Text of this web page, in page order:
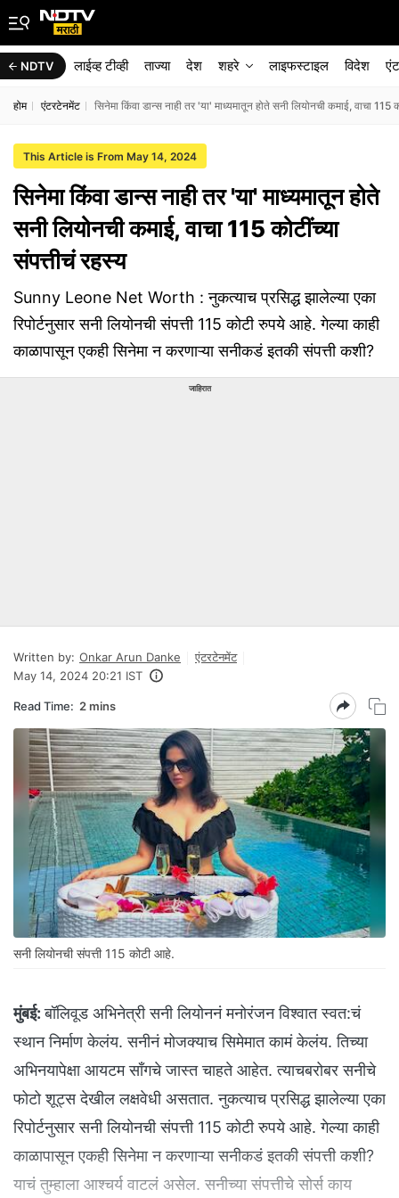
NDTV लाईव्ह टीव्ही ताज्या देश शहरे लाइफस्टाइल विदेश
होम एंटरटेनमेंट सिनेमा किंवा डान्स नाही तर 'या' माध्यमातून होते सनी लियोनची कमाई, वाचा 115
This Article is From May 14, 2024
सिनेमा किंवा डान्स नाही तर 'या' माध्यमातून होते
सनी लियोनची कमाई, वाचा 115 कोटींच्या
संपत्तीचं रहस्य
Sunny Leone Net Worth : नुकत्याच प्रसिद्ध झालेल्या एका
रिपोर्टनुसार सनी लियोनची संपत्ती 115 कोटी रुपये आहे. गेल्या काही
काळापासून एकही सिनेमा न करणाऱ्या सनीकडं इतकी संपत्ती कशी?
जाहिरात
Written by: Onkar Arun Danke
एंटरटेनमेंट
May 14, 2024 20:21 IST
Read Time: 2 mins
सनी लियोनची संपत्ती 115 कोटी आहे.
मुंबई: बॉलिवूड अभिनेत्री सनी लियोननं मनोरंजन विश्वात स्वत:चं
स्थान निर्माण केलंय. सनीनं मोजक्याच सिमेमात कामं केलंय. तिच्या
अभिनयापेक्षा आयटम साँगचे जास्त चाहते आहेत. त्याचबरोबर सनीचे
फोटो शूट्स देखील लक्षवेधी असतात. नुकत्याच प्रसिद्ध झालेल्या एका
रिपोर्टनुसार सनी लियोनची संपत्ती 115 कोटी रुपये आहे. गेल्या काही
काळापासून एकही सिनेमा न करणाऱ्या सनीकडं इतकी संपत्ती कशी?
याचं तुम्हाला आश्चर्य वाटलं असेल. सनीच्या संपत्तीचे सोर्स काय